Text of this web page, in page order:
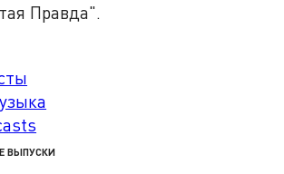
Правда".
ВЫПУСКИ